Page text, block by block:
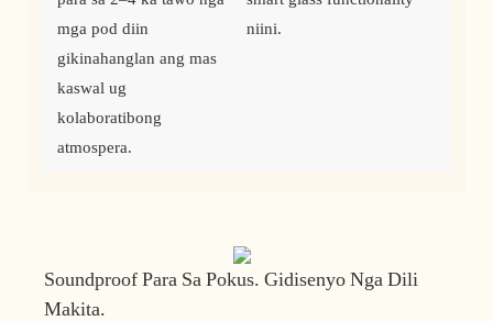
mga pod diin
gikinahanglan ang mas
kaswal ug
kolaboratibong
atmospera.
niini.
Soundproof Para Sa Pokus. Gidisenyo Nga Dili
Makita.